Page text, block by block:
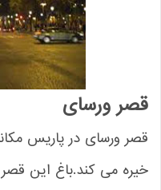
ورسای
ورسای در پاریس مکانی
می کند.باغ این قصر